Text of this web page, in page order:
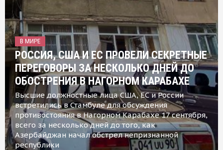
В МИРЕ
РОССИЯ, США И ЕС ПРОВЕЛИ СЕКРЕТНЫЕ
ПЕРЕГОВОРЫ ЗА НЕСКОЛЬКО ДНЕЙ ДО
ОБОСТРЕНИЯ В НАГОРНОМ КАРАБАХЕ
Высшие должностные лица США, ЕС и России
встретились в Стамбуле для обсуждения
противостояния в Нагорном Карабахе 17 сентября,
всего за несколько дней до того, как
Азербайджан начал обстрел непризнанной
республики